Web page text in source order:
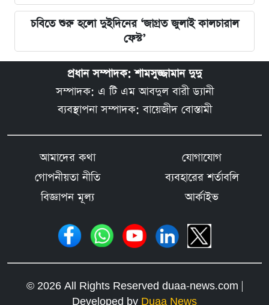
চবিতে শুরু হলো দুইদিনের ‘জাগ্রত জুলাই কালচারাল
ফেস্ট’
প্রধান সম্পাদক: শামসুজ্জামান দুদু
সম্পাদক: এ টি এম আবদুল বারী ড্যানী
ব্যবস্থাপনা সম্পাদক: বায়েজীদ বোস্তামী
আমাদের কথা
যোগাযোগ
গোপনীয়তা নীতি
ব্যবহারের শর্তাবলি
বিজ্ঞাপন মূল্য
আর্কাইভ
© 2026 All Rights Reserved duaa-news.com |
Developed by Duaa News